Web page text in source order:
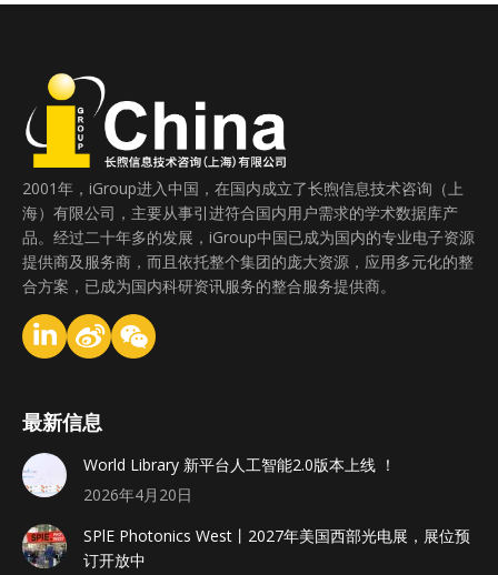
2001年，iGroup进入中国，在国内成立了长煦信息技术咨询（上
海）有限公司，主要从事引进符合国内用户需求的学术数据库产
品。经过二十年多的发展，iGroup中国已成为国内的专业电子资源
提供商及服务商，而且依托整个集团的庞大资源，应用多元化的整
合方案，已成为国内科研资讯服务的整合服务提供商。
最新信息
World Library 新平台人工智能2.0版本上线 ！
2026年4月20日
SPlE Photonics West丨2027年美国西部光电展，展位预
订开放中